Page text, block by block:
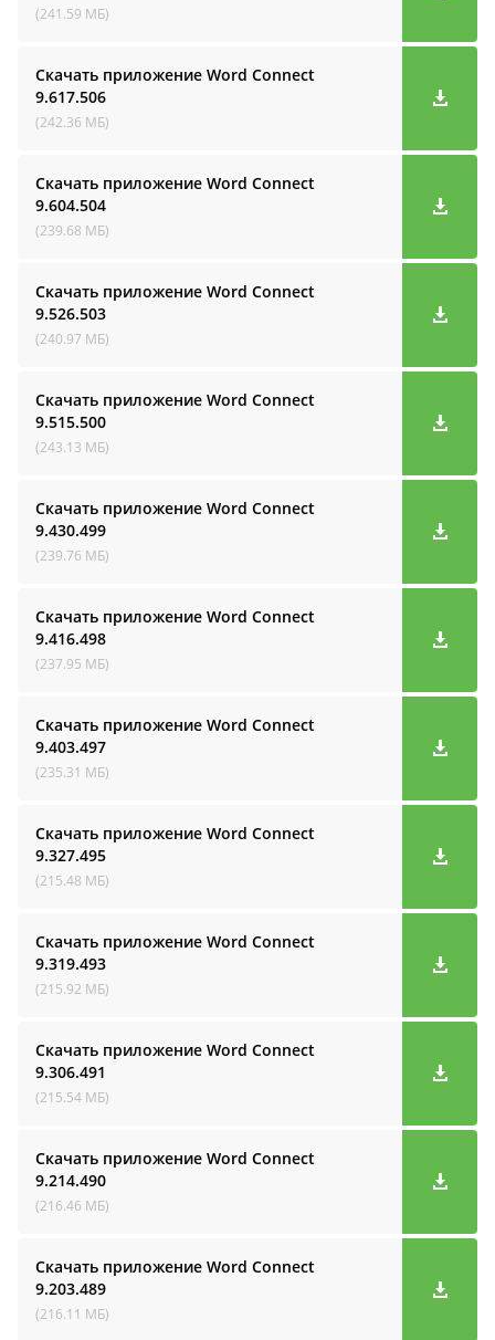
(241.59 МБ)
Скачать приложение Word Connect
9.617.506
(242.36 МБ)
Скачать приложение Word Connect
9.604.504
(239.68 МБ)
Скачать приложение Word Connect
9.526.503
(240.97 МБ)
Скачать приложение Word Connect
9.515.500
(243.13 МБ)
Скачать приложение Word Connect
9.430.499
(239.76 МБ)
Скачать приложение Word Connect
9.416.498
(237.95 МБ)
Скачать приложение Word Connect
9.403.497
(235.31 МБ)
Скачать приложение Word Connect
9.327.495
(215.48 МБ)
Скачать приложение Word Connect
9.319.493
(215.92 МБ)
Скачать приложение Word Connect
9.306.491
(215.54 МБ)
Скачать приложение Word Connect
9.214.490
(216.46 МБ)
Скачать приложение Word Connect
9.203.489
(216.11 МБ)